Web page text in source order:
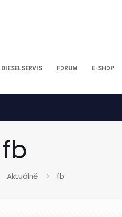
DIESELSERVIS FORUM E-SHOP
fb
Aktuálně fb